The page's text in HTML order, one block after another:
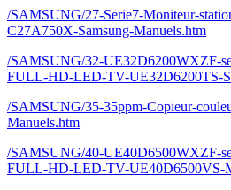
/SAMSUNG/27-Serie7-Moniteur-
C27A750X-Samsung-Manuels.htm
/SAMSUNG/32-UE32D6200WXZF-
FULL-HD-LED-TV-UE32D6200TS-
/SAMSUNG/35-35ppm-Copieur-
Manuels.htm
/SAMSUNG/40-UE40D6500WXZF-
FULL-HD-LED-TV-UE40D6500VS-